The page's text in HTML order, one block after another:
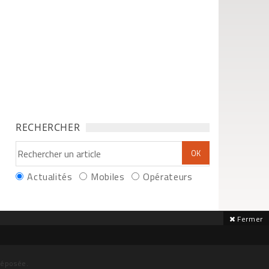
RECHERCHER
Actualités Mobiles Opérateurs
Fermer